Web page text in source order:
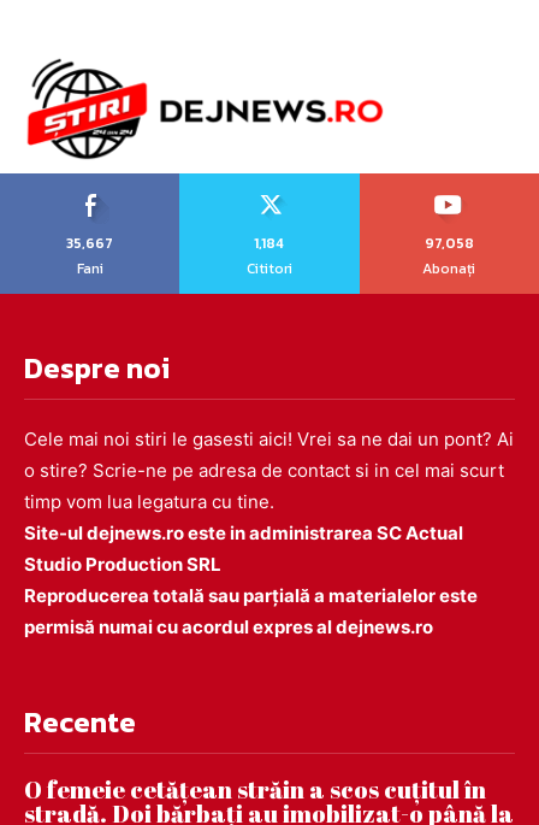
35,667
Fani
1,184
Cititori
97,058
Abonați
Despre noi
Cele mai noi stiri le gasesti aici! Vrei sa ne dai un pont? Ai
o stire? Scrie-ne pe adresa de contact si in cel mai scurt
timp vom lua legatura cu tine.
Site-ul dejnews.ro este in administrarea SC Actual
Studio Production SRL
Reproducerea totală sau parțială a materialelor este
permisă numai cu acordul expres al dejnews.ro
Recente
O femeie cetățean străin a scos cuțitul în
stradă. Doi bărbați au imobilizat-o până la